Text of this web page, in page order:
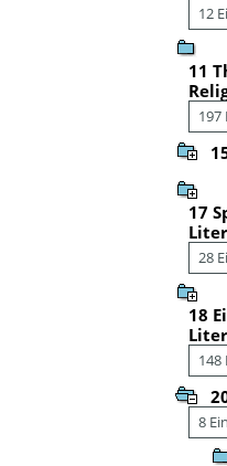
12
11
197
17
28
18
148
8